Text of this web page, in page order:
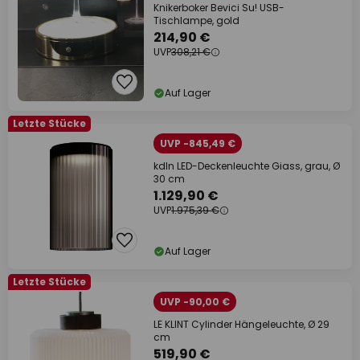
Knikerboker Bevici Su! USB-
Tischlampe, gold
214,90 €
UVP308,21 €
Auf Lager
Letzte Stücke
UVP -845,49 €
kdln LED-Deckenleuchte Giass, grau, Ø
30 cm
1.129,90 €
UVP1.975,39 €
Auf Lager
Letzte Stücke
UVP -90,00 €
LE KLINT Cylinder Hängeleuchte, Ø 29
cm
519,90 €